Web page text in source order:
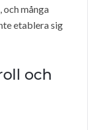
och många
etablera sig
och